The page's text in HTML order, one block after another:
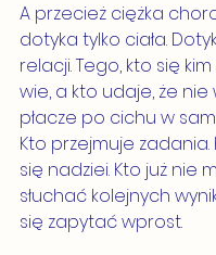
A przecież ciężka
dotyka tylko ciała.
relacji. Tego, kto się
wie, a kto udaje, że nie
płacze po cichu w
Kto przejmuje zadania.
się nadziei. Kto już nie
słuchać kolejnych
się zapytać wprost.